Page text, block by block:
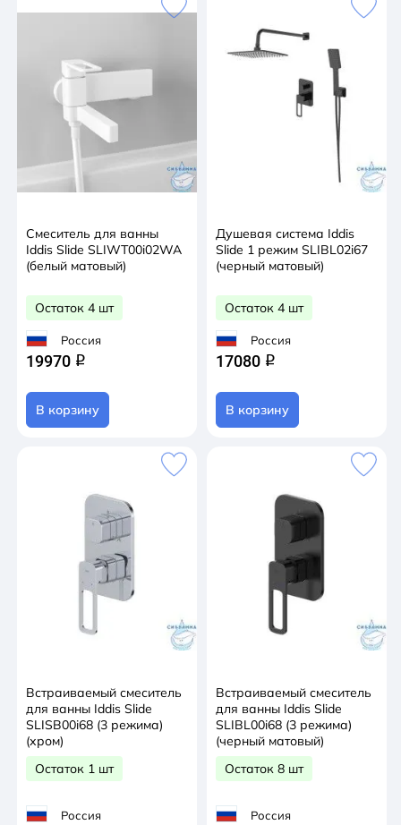
Смеситель для ванны
Iddis Slide SLIWT00i02WA
(белый матовый)
Остаток 4 шт
Россия
19970 q
В корзину
Душевая система Iddis
Slide 1 режим SLIBL02i67
(черный матовый)
Остаток 4 шт
Россия
17080 q
В корзину
Встраиваемый смеситель
для ванны Iddis Slide
SLISB00i68 (3 режима)
(хром)
Остаток 1 шт
Россия
Встраиваемый смеситель
для ванны Iddis Slide
SLIBL00i68 (3 режима)
(черный матовый)
Остаток 8 шт
Россия